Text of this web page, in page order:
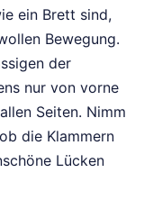
ein Brett sind,
Bewegung.
der
nur von vorne
Seiten. Nimm
die Klammern
Lücken